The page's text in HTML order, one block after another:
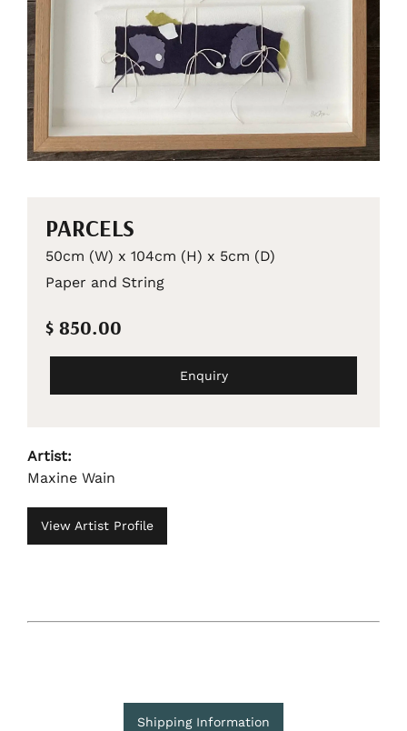
PARCELS
50cm (W) x 104cm (H) x 5cm (D)
Paper and String
$ 850.00
Enquiry
Artist:
Maxine Wain
View Artist Profile
Shipping Information